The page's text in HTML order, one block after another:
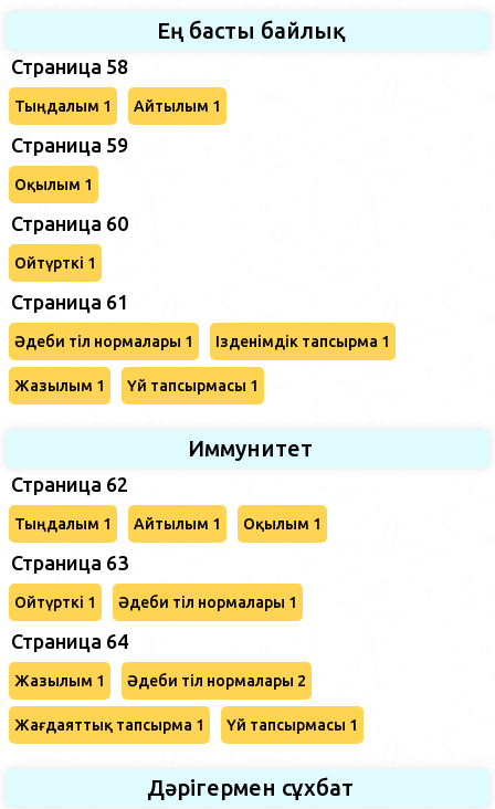
Ең басты байлық
Страница 58
Тыңдалым 1 Айтылым 1
Страница 59
Оқылым 1
Страница 60
Ойтүрткі 1
Страница 61
Әдеби тіл нормалары 1 Ізденімдік тапсырма 1
Жазылым 1 Үй тапсырмасы 1
Иммунитет
Страница 62
Тыңдалым 1 Айтылым 1 Оқылым 1
Страница 63
Ойтүрткі 1 Әдеби тіл нормалары 1
Страница 64
Жазылым 1 Әдеби тіл нормалары 2
Жағдаяттық тапсырма 1 Үй тапсырмасы 1
Дәрігермен сұхбат